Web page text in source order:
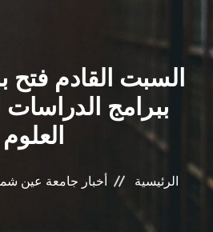
السبت القادم فتح
ببرامج الدراسات
العلوم
الرئيسية أخبار جامعة عين